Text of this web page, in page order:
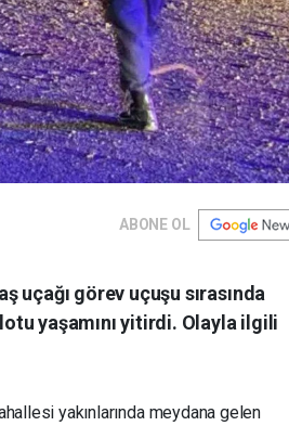
ABONE OL
uçağı görev uçuşu sırasında
yaşamını yitirdi. Olayla ilgili
yakınlarında meydana gelen